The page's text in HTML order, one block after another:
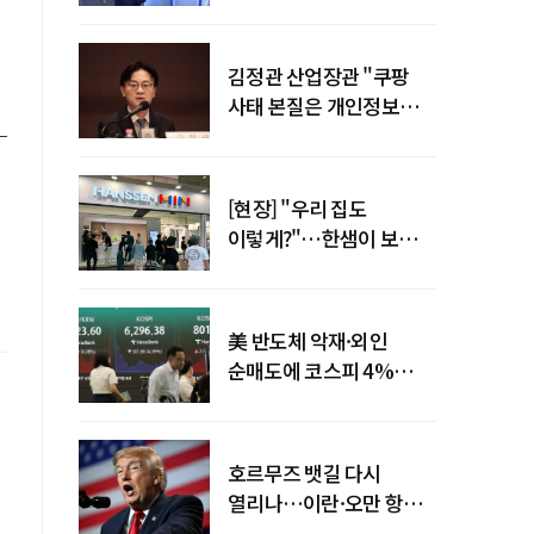
김정관 산업장관 "쿠팡
사태 본질은 개인정보
[현장] "우리 집도
이렇게?"…한샘이 보여준
美 반도체 악재·외인
순매도에 코스피 4%
호르무즈 뱃길 다시
열리나…이란·오만 항로